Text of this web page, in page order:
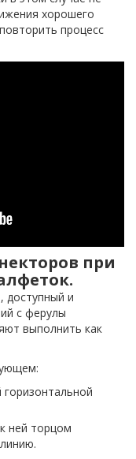
хорошего
процесс
при
доступный и
с ферулы
выполнить как
ней торцом